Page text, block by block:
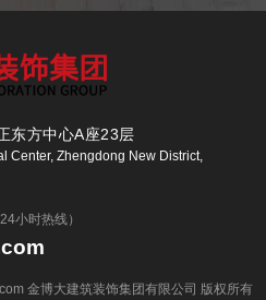
东方中心A座23层
Center, Zhengdong New District,
24小时热线）
金博大建筑装饰集团有限公司 版权所有